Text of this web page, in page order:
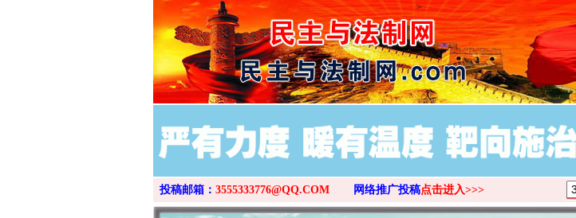
>
投稿邮箱： 3555333776@QQ.COM 网络推广投稿点击进入>>>